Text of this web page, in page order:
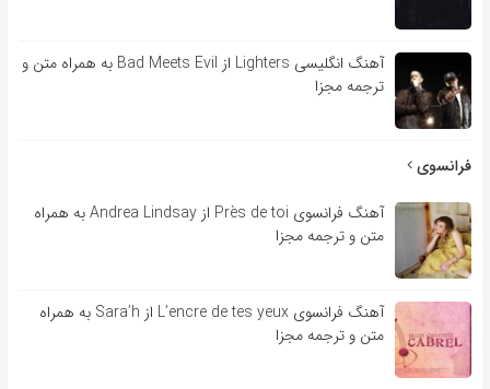
آهنگ انگلیسی Lighters از Bad Meets Evil به همراه متن و
ترجمه مجزا
فرانسوی
آهنگ فرانسوی Près de toi از Andrea Lindsay به همراه
متن و ترجمه مجزا
آهنگ فرانسوی L’encre de tes yeux از Sara’h به همراه
متن و ترجمه مجزا